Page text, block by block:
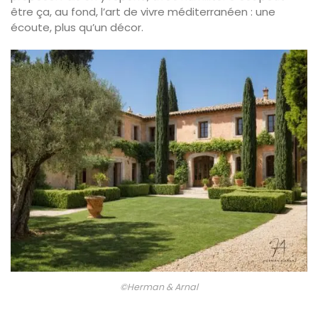
être ça, au fond, l’art de vivre méditerranéen : une
écoute, plus qu’un décor.
©Herman & Arnal